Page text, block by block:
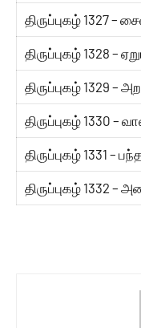
திருப்புகழ் 1327 –
திருப்புகழ் 1328 –
திருப்புகழ் 1329 –
திருப்புகழ் 1330 –
திருப்புகழ் 1331 –
திருப்புகழ் 1332